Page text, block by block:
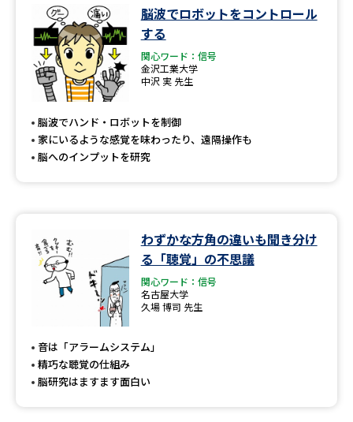
テレメール
お支払いサイト
個人情報取扱規定
特定商取引表記
テレメール進学カタログ
訂正のご案内
脳波でロボットをコントロール
する
関心ワード：信号
金沢工業大学
中沢 実 先生
脳波でハンド・ロボットを制御
家にいるような感覚を味わったり、遠隔操作も
脳へのインプットを研究
わずかな方角の違いも聞き分け
る「聴覚」の不思議
関心ワード：信号
名古屋大学
久場 博司 先生
音は「アラームシステム」
精巧な聴覚の仕組み
脳研究はますます面白い